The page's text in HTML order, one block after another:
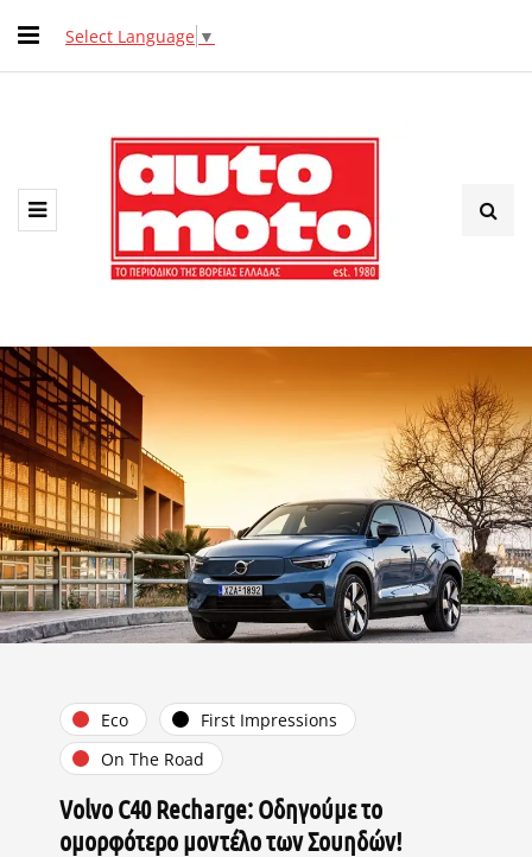
Select Language ▼
Eco
First Impressions
On The Road
Volvo C40 Recharge: Οδηγούμε το
ομορφότερο μοντέλο των Σουηδών!